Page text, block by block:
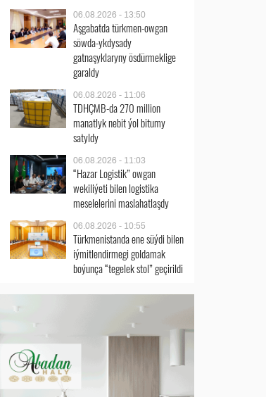
06.08.2026 - 13:50
Aşgabatda türkmen-owgan
söwda-ykdysady
gatnaşyklaryny ösdürmeklige
garaldy
06.08.2026 - 11:06
TDHÇMB-da 270 million
manatlyk nebit ýol bitumy
satyldy
06.08.2026 - 11:03
“Hazar Logistik” owgan
wekiliýeti bilen logistika
meselelerini maslahatlaşdy
06.08.2026 - 10:55
Türkmenistanda ene süýdi bilen
iýmitlendirmegi goldamak
boýunça “tegelek stol” geçirildi